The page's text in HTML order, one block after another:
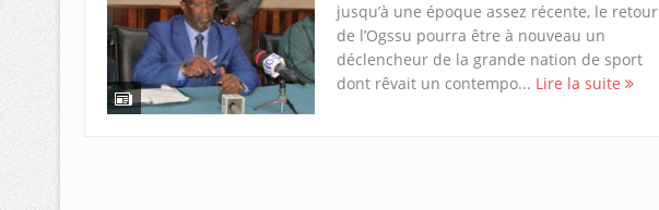
jusqu’à une époque assez récente, le retour
de l’Ogssu pourra être à nouveau un
déclencheur de la grande nation de sport
dont rêvait un contempo... Lire la suite